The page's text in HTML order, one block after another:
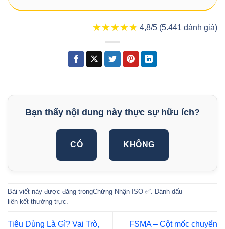
★★★★★
★★★★★ 4,8/5 (5.441 đánh giá)
Bạn thấy nội dung này thực sự hữu ích?
CÓ KHÔNG
Bài viết này được đăng trongChứng Nhận ISO ✅ . Đánh dấu
liên kết thường trực
Tiêu Dùng Là Gì? Vai Trò,
FSMA – Cột mốc chuyển